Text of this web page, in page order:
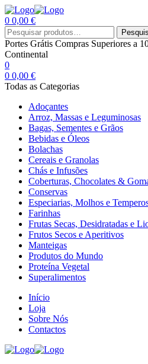
0 0,00 €
Menu
Procurar
por:
Portes Grátis Compras Superiores a
Continental
0
0 0,00 €
Todas as Categorias
Adoçantes
Arroz, Massas e Leguminosas
Bagas, Sementes e Grãos
Bebidas e Óleos
Bolachas
Cereais e Granolas
Chás e Infusões
Coberturas, Chocolates &
Conservas
Especiarias, Molhos e
Farinhas
Frutas Secas, Desidratadas e
Frutos Secos e Aperitivos
Manteigas
Produtos do Mundo
Proteína Vegetal
Superalimentos
Início
Loja
Sobre Nós
Contactos